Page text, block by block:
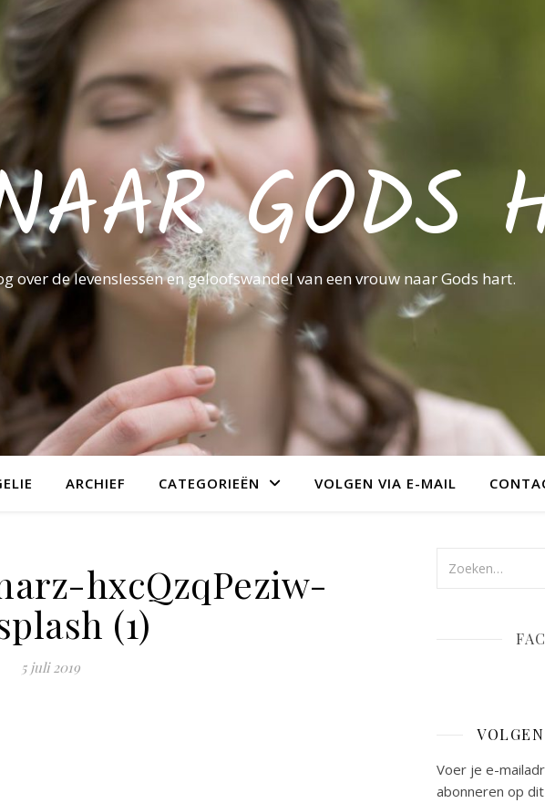
GODS
over de levenslessen en geloofswandel van een vrouw naar Gods hart.
ARCHIEF CATEGORIEËN VOLGEN VIA E-MAIL
hxcQzqPeziw-
(1)
5 juli 2019
Voer je e-
abonneren op